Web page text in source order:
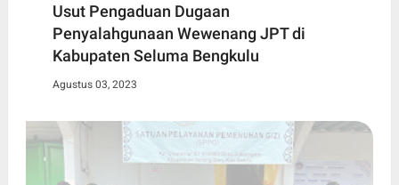
Usut Pengaduan Dugaan
Penyalahgunaan Wewenang JPT di
Kabupaten Seluma Bengkulu
Agustus 03, 2023